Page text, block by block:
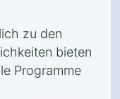
zu den
bieten
Programme